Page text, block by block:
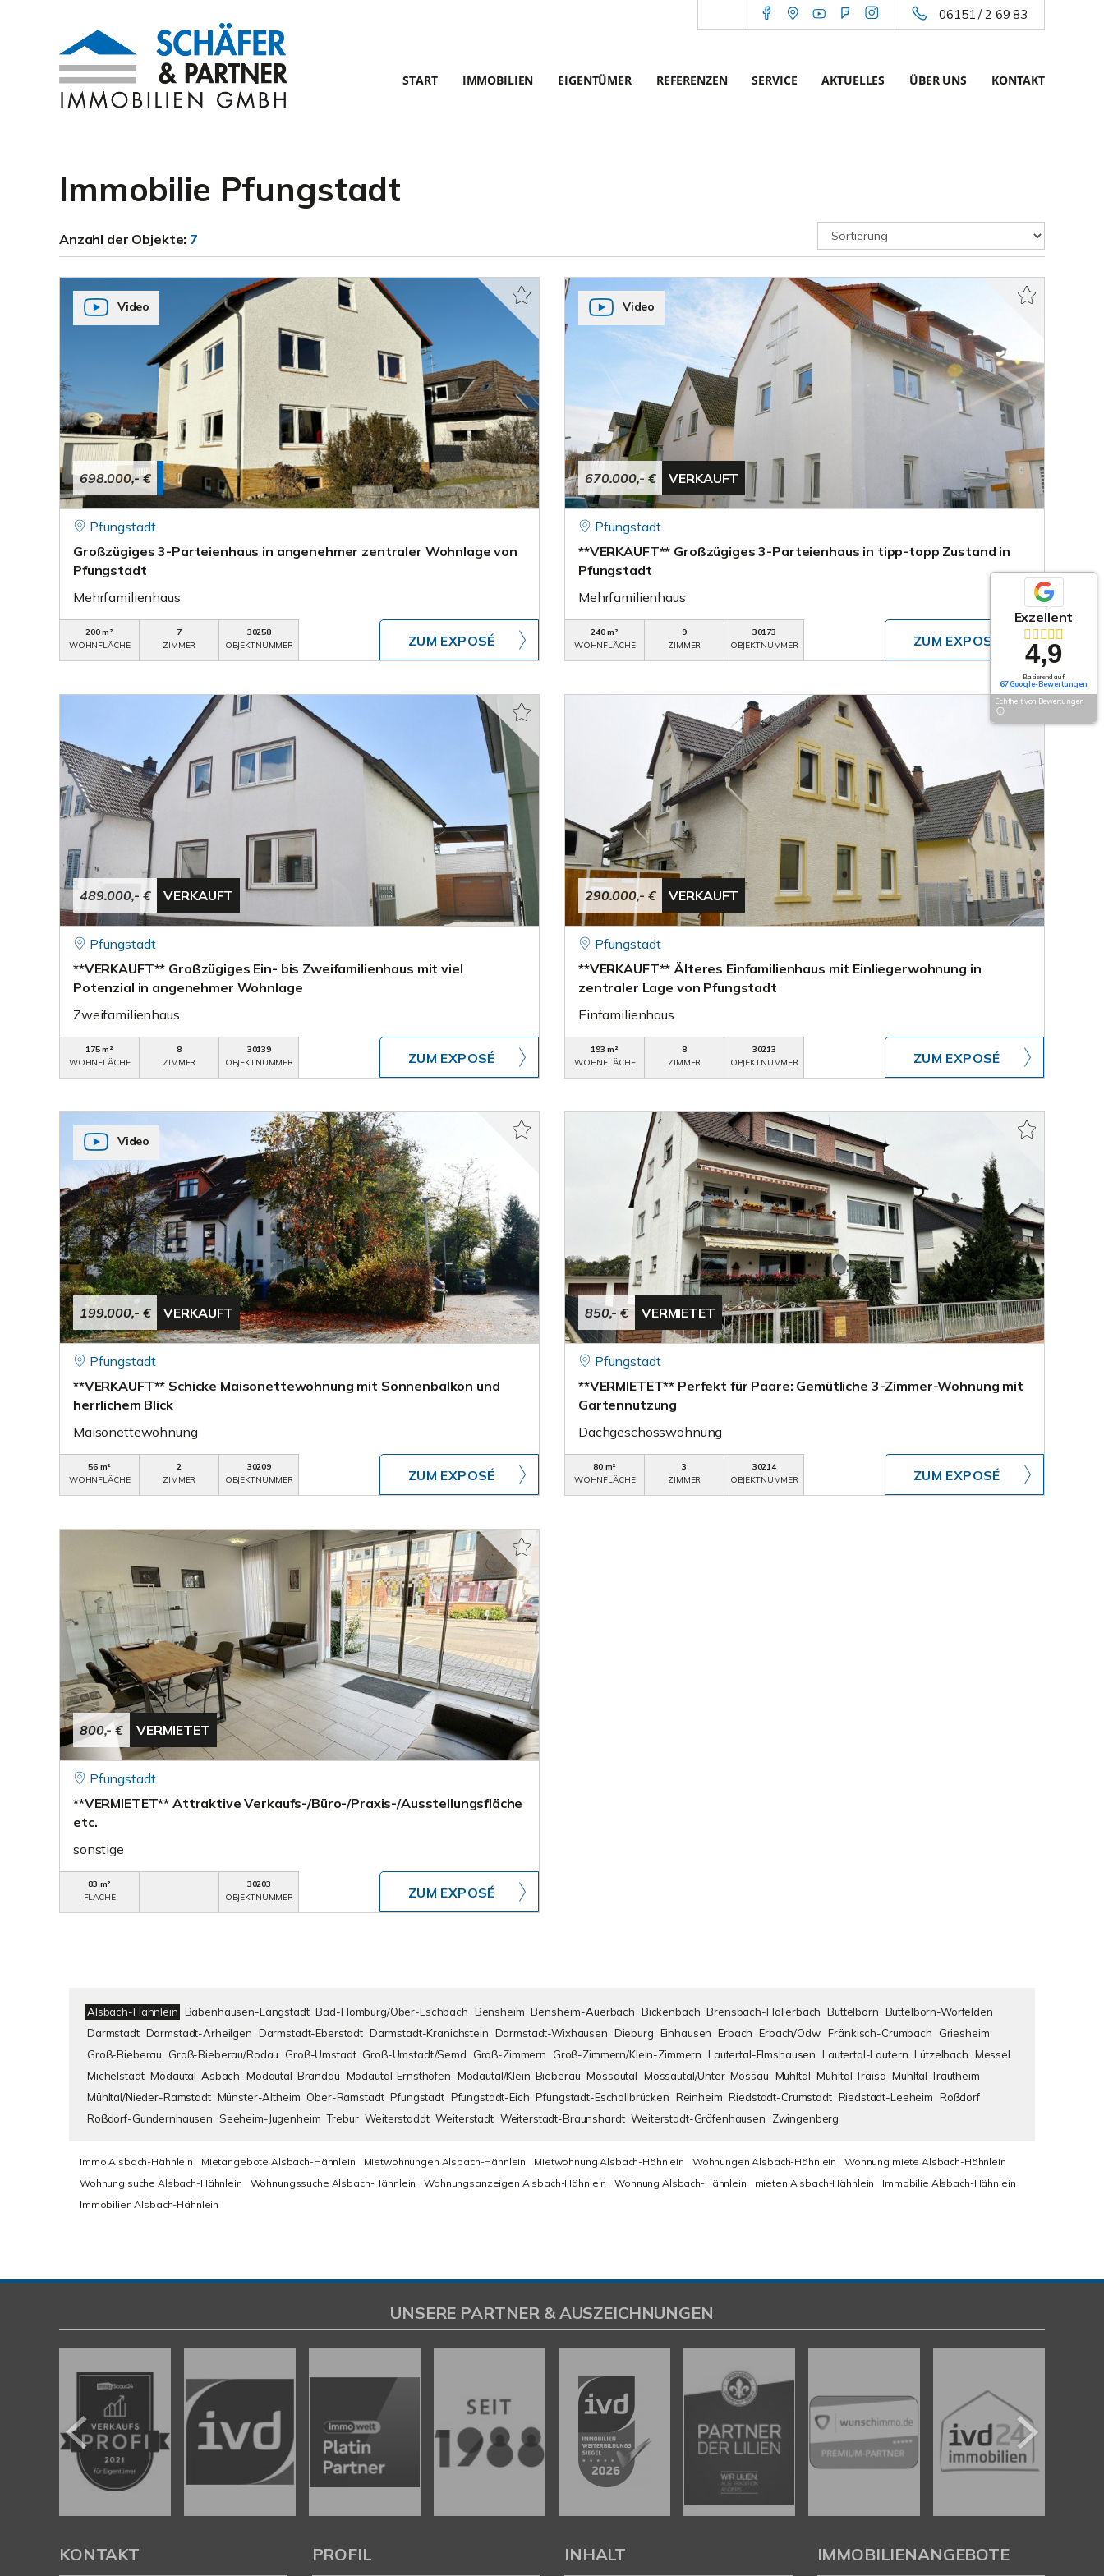
06151 / 2 69 83
START IMMOBILIEN EIGENTÜMER REFERENZEN SERVICE AKTUELLES ÜBER UNS KONTAKT
Immobilie Pfungstadt
Anzahl der Objekte: 7
698.000,- €
Video
Pfungstadt
Großzügiges 3-Parteienhaus in angenehmer zentraler Wohnlage von
Pfungstadt
Mehrfamilienhaus
200 m²
WOHNFLÄCHE
7
ZIMMER
30258
OBJEKTNUMMER
ZUM EXPOSÉ
670.000,- € VERKAUFT
Video
Pfungstadt
**VERKAUFT** Großzügiges 3-Parteienhaus in tipp-topp Zustand in
Pfungstadt
Mehrfamilienhaus
240 m²
WOHNFLÄCHE
9
ZIMMER
30173
OBJEKTNUMMER
ZUM EXPOSÉ
489.000,- € VERKAUFT
Pfungstadt
**VERKAUFT** Großzügiges Ein- bis Zweifamilienhaus mit viel
Potenzial in angenehmer Wohnlage
Zweifamilienhaus
175 m²
WOHNFLÄCHE
8
ZIMMER
30139
OBJEKTNUMMER
ZUM EXPOSÉ
290.000,- € VERKAUFT
Pfungstadt
**VERKAUFT** Älteres Einfamilienhaus mit Einliegerwohnung in
zentraler Lage von Pfungstadt
Einfamilienhaus
193 m²
WOHNFLÄCHE
8
ZIMMER
30213
OBJEKTNUMMER
ZUM EXPOSÉ
199.000,- € VERKAUFT
Video
Pfungstadt
**VERKAUFT** Schicke Maisonettewohnung mit Sonnenbalkon und
herrlichem Blick
Maisonettewohnung
56 m²
WOHNFLÄCHE
2
ZIMMER
30209
OBJEKTNUMMER
ZUM EXPOSÉ
850,- € VERMIETET
Pfungstadt
**VERMIETET** Perfekt für Paare: Gemütliche 3-Zimmer-Wohnung mit
Gartennutzung
Dachgeschosswohnung
80 m²
WOHNFLÄCHE
3
ZIMMER
30214
OBJEKTNUMMER
ZUM EXPOSÉ
800,- € VERMIETET
Pfungstadt
**VERMIETET** Attraktive Verkaufs-/Büro-/Praxis-/Ausstellungsfläche
etc.
sonstige
83 m²
FLÄCHE
30203
OBJEKTNUMMER
ZUM EXPOSÉ
Alsbach-Hähnlein Babenhausen-Langstadt Bad-Homburg/Ober-Eschbach Bensheim Bensheim-Auerbach Bickenbach Brensbach-Höllerbach Büttelborn Büttelborn-Worfelden
Darmstadt Darmstadt-Arheilgen Darmstadt-Eberstadt Darmstadt-Kranichstein Darmstadt-Wixhausen Dieburg Einhausen Erbach Erbach/Odw. Fränkisch-Crumbach
Griesheim
Groß-Bieberau
Groß-Bieberau/Rodau Groß-Umstadt Groß-Umstadt/Semd Groß-Zimmern Groß-Zimmern/Klein-Zimmern Lautertal-Elmshausen Lautertal-Lautern Lützelbach Messel
Michelstadt Modautal-Asbach Modautal-Brandau Modautal-Ernsthofen Modautal/Klein-Bieberau Mossautal Mossautal/Unter-Mossau Mühltal Mühltal-Traisa Mühltal-Trautheim
Mühltal/Nieder-Ramstadt Münster-Altheim Ober-Ramstadt Pfungstadt Pfungstadt-Eich Pfungstadt-Eschollbrücken Reinheim Riedstadt-Crumstadt Riedstadt-Leeheim Roßdorf
Roßdorf-Gundernhausen Seeheim-Jugenheim Trebur Weiterstaddt Weiterstadt Weiterstadt-Braunshardt Weiterstadt-Gräfenhausen Zwingenberg
Immo Alsbach-Hähnlein Mietangebote Alsbach-Hähnlein Mietwohnungen Alsbach-Hähnlein Mietwohnung Alsbach-Hähnlein Wohnungen Alsbach-Hähnlein
Wohnung miete Alsbach-Hähnlein
Wohnung suche Alsbach-Hähnlein
Wohnungssuche Alsbach-Hähnlein Wohnungsanzeigen Alsbach-Hähnlein Wohnung Alsbach-Hähnlein mieten Alsbach-Hähnlein
Immobilie Alsbach-Hähnlein
Immobilien Alsbach-Hähnlein
Exzellent
4,9
Basierend auf
67 Google-Bewertungen
Echtheit von Bewertungen
UNSERE PARTNER & AUSZEICHNUNGEN
KONTAKT PROFIL INHALT IMMOBILIENANGEBOTE